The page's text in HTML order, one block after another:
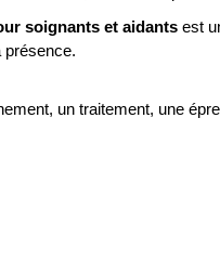
soignants et aidants est
présence.
un traitement, une